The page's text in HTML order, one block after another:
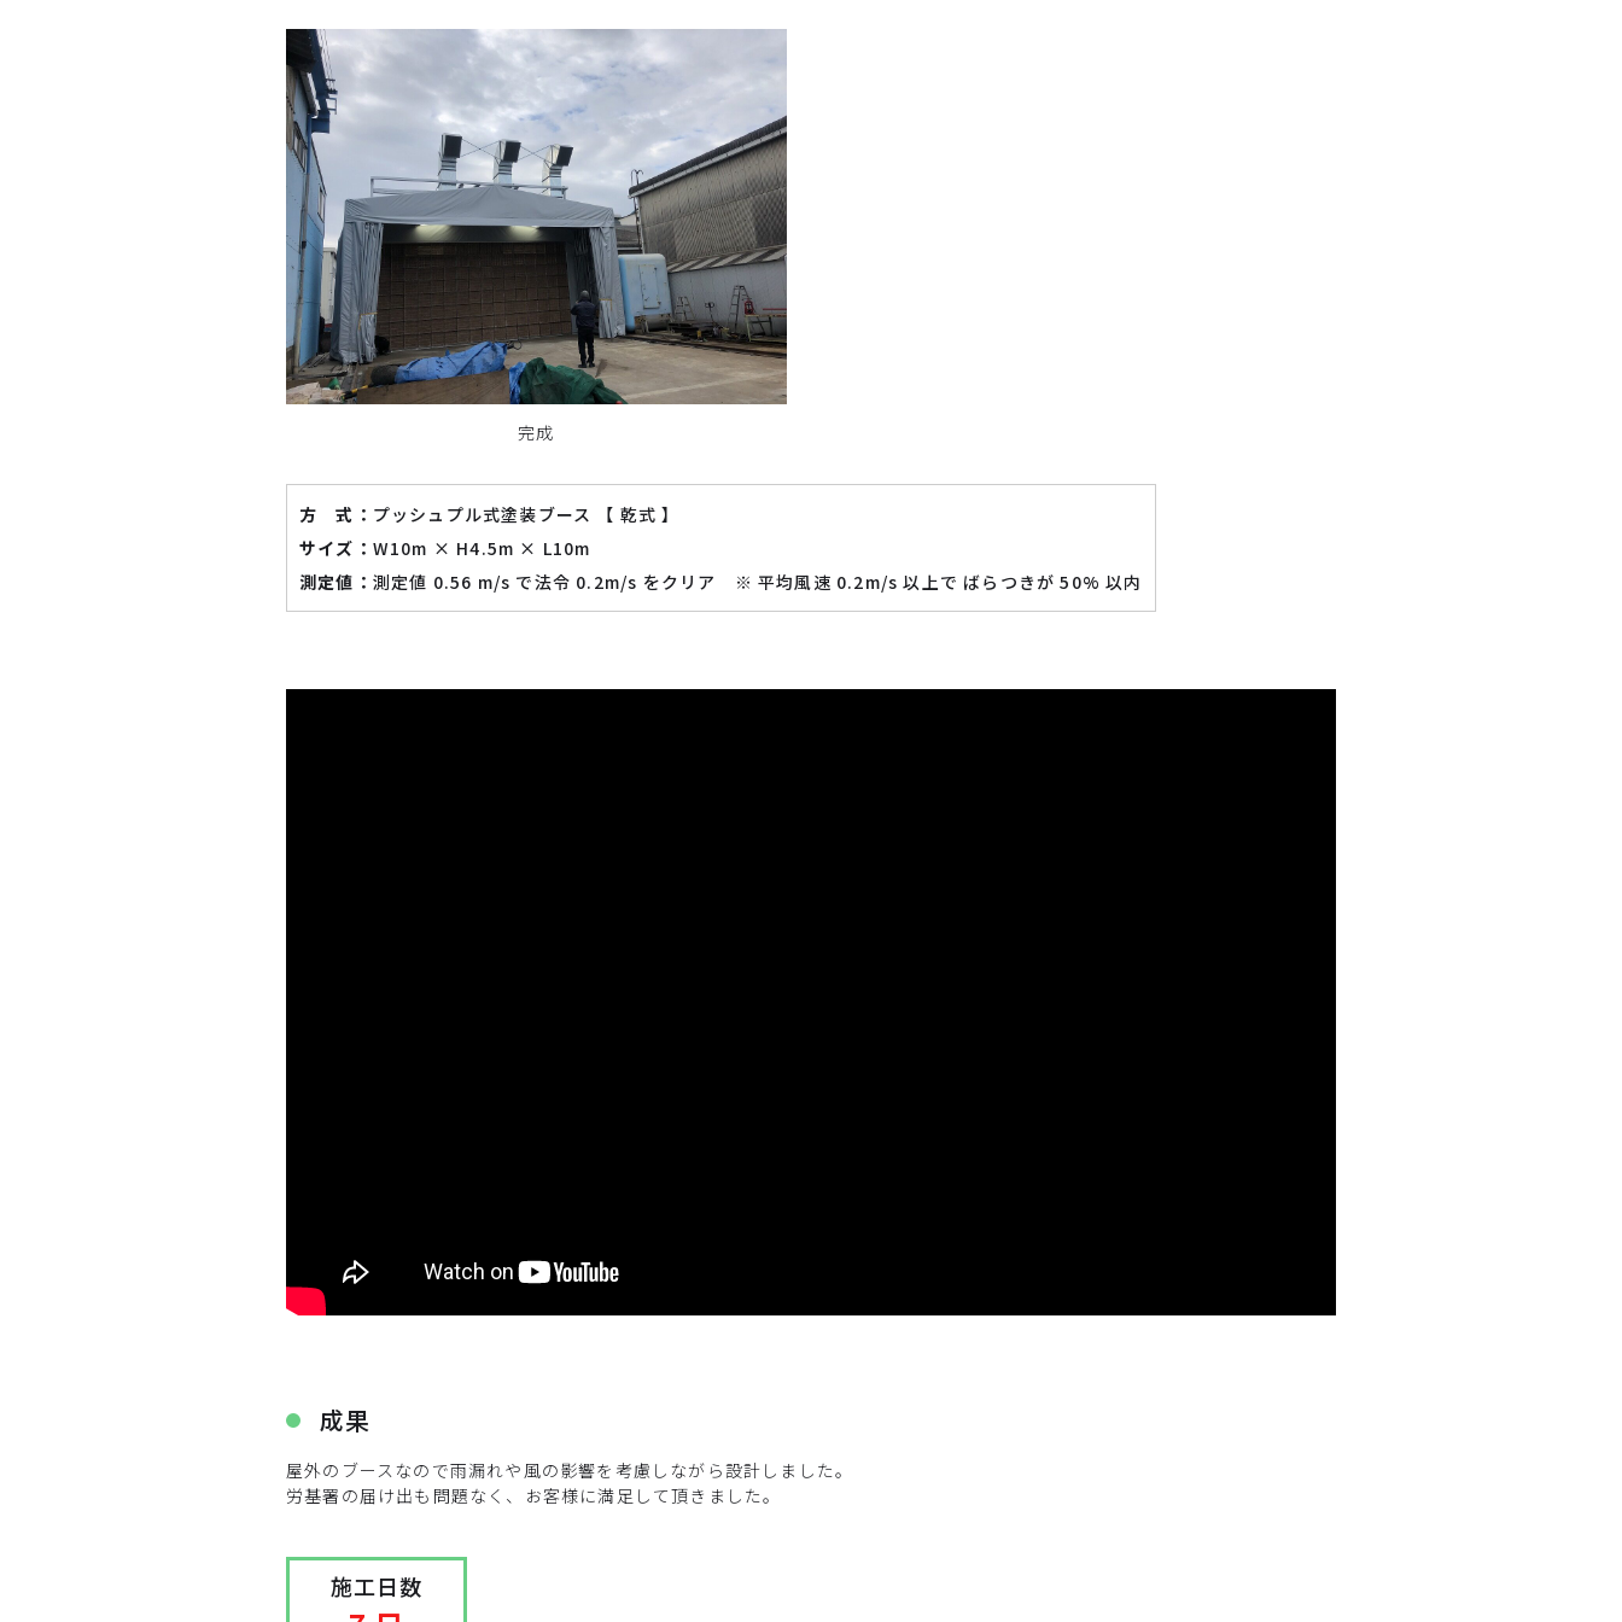
完成
方 式： プッシュプル式塗装ブース 【 乾式 】
サイズ： W10m × H4.5m × L10m
測定値： 測定値 0.56 m/s で法令 0.2m/s をクリア ※ 平均風速 0.2m/s 以上で ばらつきが 50% 以内
成果
屋外のブースなので雨漏れや風の影響を考慮しながら設計しました。
労基署の届け出も問題なく、お客様に満足して頂きました。
施工日数